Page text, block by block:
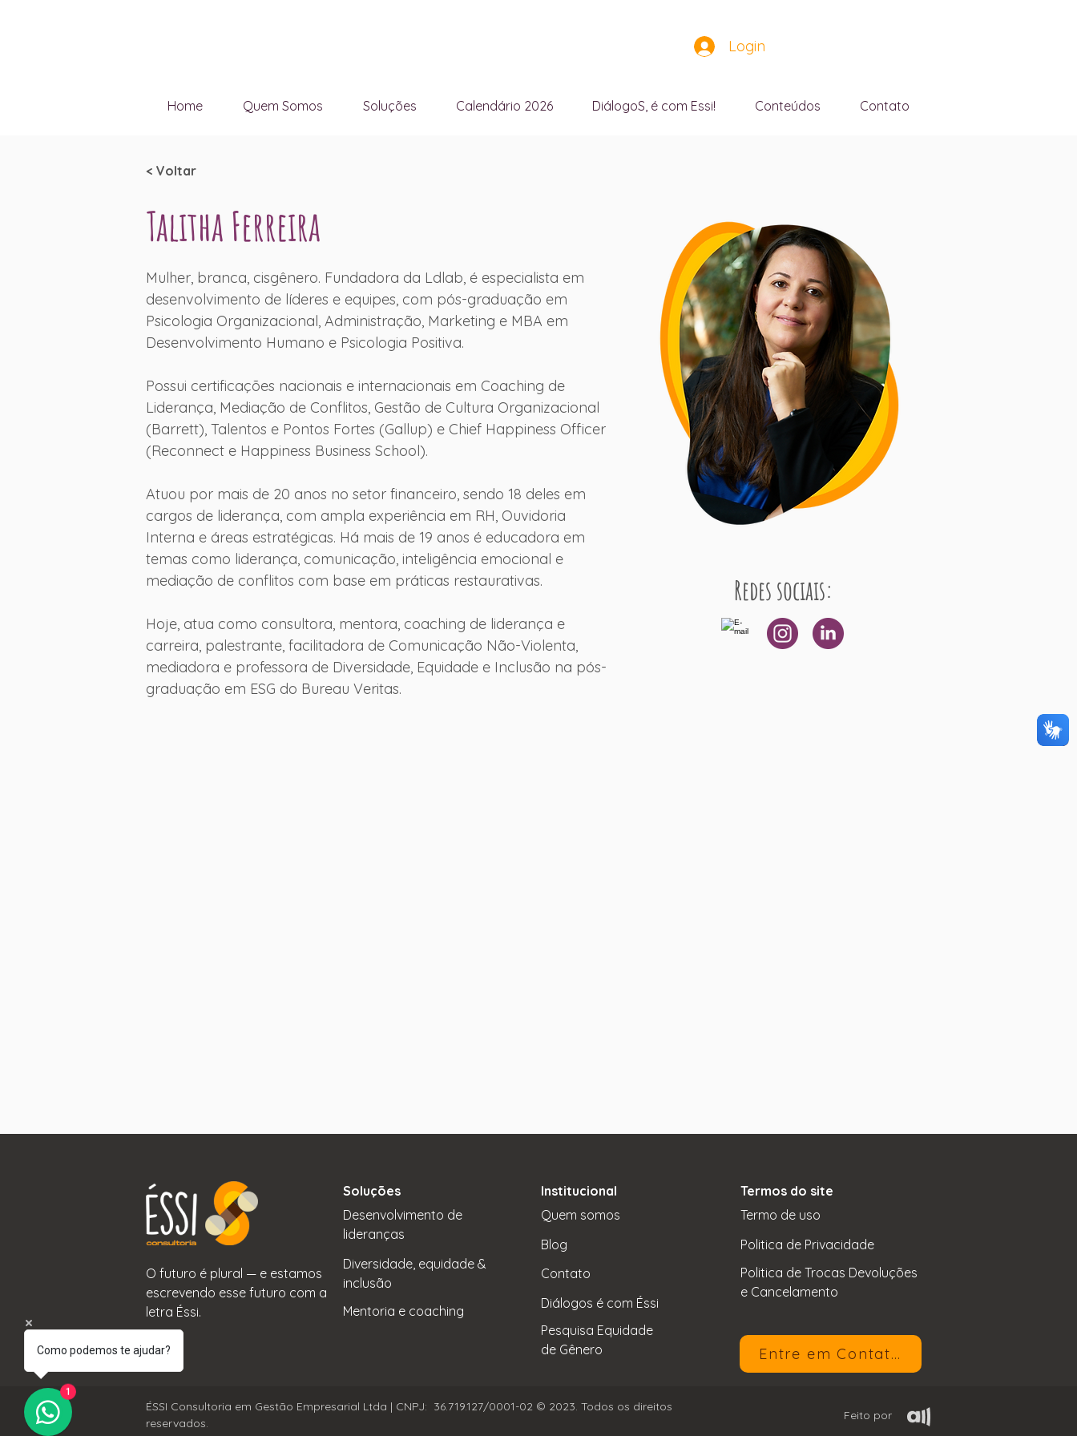
Login
Home Quem Somos Soluções Calendário 2026 DiálogoS, é com Essi! Conteúdos Contato
< Voltar
Talitha Ferreira
Mulher, branca, cisgênero. Fundadora da Ldlab, é especialista em
desenvolvimento de líderes e equipes, com pós-graduação em
Psicologia Organizacional, Administração, Marketing e MBA em
Desenvolvimento Humano e Psicologia Positiva.
Possui certificações nacionais e internacionais em Coaching de
Liderança, Mediação de Conflitos, Gestão de Cultura Organizacional
(Barrett), Talentos e Pontos Fortes (Gallup) e Chief Happiness Officer
(Reconnect e Happiness Business School).
Atuou por mais de 20 anos no setor financeiro, sendo 18 deles em
cargos de liderança, com ampla experiência em RH, Ouvidoria
Interna e áreas estratégicas. Há mais de 19 anos é educadora em
temas como liderança, comunicação, inteligência emocional e
mediação de conflitos com base em práticas restaurativas.
Hoje, atua como consultora, mentora, coaching de liderança e
carreira, palestrante, facilitadora de Comunicação Não-Violenta,
mediadora e professora de Diversidade, Equidade e Inclusão na pós-
graduação em ESG do Bureau Veritas.
Redes sociais:
O futuro é plural — e estamos
escrevendo esse futuro com a
letra Éssi.
Soluções
Desenvolvimento de
lideranças
Diversidade, equidade &
inclusão
Mentoria e coaching
Institucional
Quem somos
Blog
Contato
Diálogos é com Éssi
Pesquisa Equidade
de Gênero
Termos do site
Termo de uso
Politica de Privacidade
Politica de Trocas Devoluções
e Cancelamento
Entre em Contato
ÉSSI Consultoria em Gestão Empresarial Ltda | CNPJ: 36.719.127/0001-02 © 2023. Todos os direitos
reservados.
Feito por
Como podemos te ajudar?
1